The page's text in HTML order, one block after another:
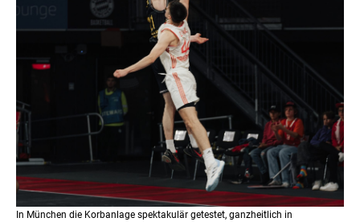
In München die Korbanlage spektakulär getestet, ganzheitlich in